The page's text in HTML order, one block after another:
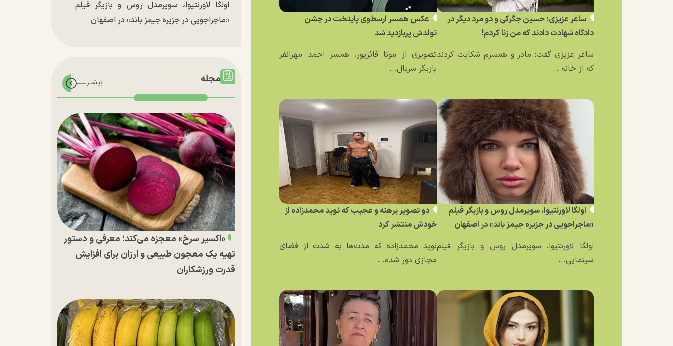
ساغر عزیزی: حسین جگرکی و دو مرد دیگر در
دادگاه شهادت دادند که من زنا کردم!
ساغر عزیزی گفت: مادر و همسرم شکایت کردند
که از خانه...
عکس همسر ارسطوی پایتخت در جشن
تولدش پربازدید شد
تصویری از مونا فائزپور، همسر احمد مهرانفر
بازیگر سریال...
اولگا لاورنتیوا، سوپرمدل روس و بازیگر فیلم
«ماجراجویی در جزیره جیمز باند» در اصفهان
اولگا لاورنتیوا، سوپرمدل روس و بازیگر فیلم
سینمایی...
دو تصویر برهنه و عجیب که نوید محمدزاده از
خودش منتشر کرد
نوید محمدزاده که مدت‌ها به شدت از فضای
مجازی دور شده...
اولگا لاورنتیوا، سوپرمدل روس و بازیگر فیلم
«ماجراجویی در جزیره جیمز باند» در اصفهان
مجله
«اکسیر سرخ» معجزه می‌کند؛ معرفی و دستور
تهیه یک معجون طبیعی و ارزان برای افزایش
قدرت ورزشکاران